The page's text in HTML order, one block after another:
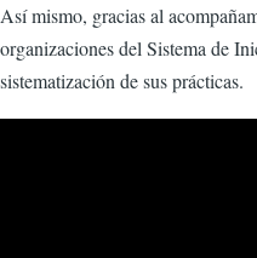
Así mismo, gracias al
organizaciones del Sistema de
sistematización de sus prácticas.